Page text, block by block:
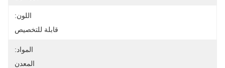
اللون:
قابلة للتخصيص
المواد:
المعدن